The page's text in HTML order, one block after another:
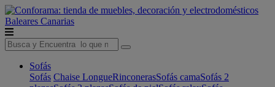
Baleares Canarias
Sofás
Sofás Chaise LongueRinconerasSofás camaSofás 2